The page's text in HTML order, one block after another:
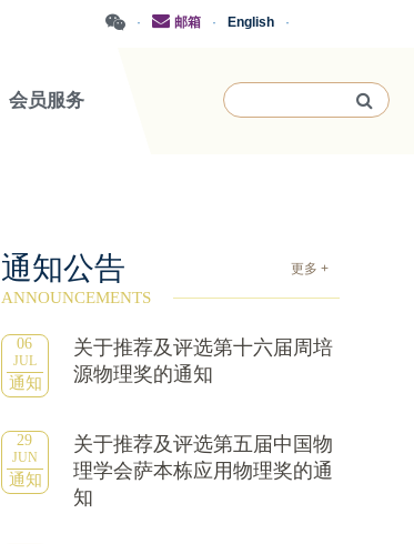
·
English
·
邮箱
·
会员服务
通知公告 更多 +
ANNOUNCEMENTS
06
JUL
通知
关于推荐及评选第十六届周培
源物理奖的通知
29
JUN
通知
关于推荐及评选第五届中国物
理学会萨本栋应用物理奖的通
知